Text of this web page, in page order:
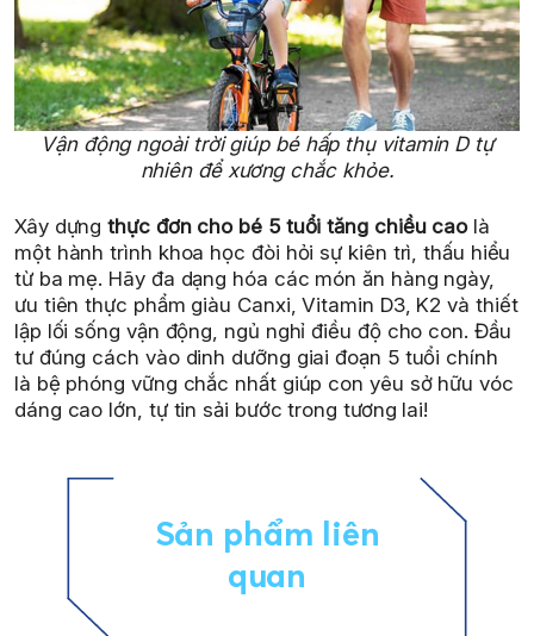
Vận động ngoài trời giúp bé hấp thụ vitamin D tự
nhiên để xương chắc khỏe.
Xây dựngthực đơn cho bé 5 tuổi tăng chiều caolà
một hành trình khoa học đòi hỏi sự kiên trì, thấu hiểu
từ ba mẹ. Hãy đa dạng hóa các món ăn hàng ngày,
ưu tiên thực phẩm giàu Canxi, Vitamin D3, K2 và thiết
lập lối sống vận động, ngủ nghỉ điều độ cho con. Đầu
tư đúng cách vào dinh dưỡng giai đoạn 5 tuổi chính
là bệ phóng vững chắc nhất giúp con yêu sở hữu vóc
dáng cao lớn, tự tin sải bước trong tương lai!
Sản phẩm liên
quan